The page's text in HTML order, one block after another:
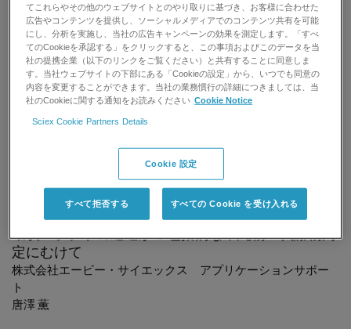
環状ペプチドの解析にお困りの方や、これから解析を行われ
る方も、ぜひ本ウェビナーにご参加ください。
こんな方におすすめ
環状ペプチドの分析に関する情報を収集中の方
環状ペプチドの不純物同定や代謝物同定を行うために機
器の導入・検討をされている方
解析ソフトなどの導入にご興味がある方
講演内容
環状ペプチドの迅速かつ包括的な不純物・代謝物同
定にむけて
株式会社エービー・サイエックス アプリケーションサポー
ト
唐澤 薫
てこれらやその他のウェブサイトとのやり取りに基づき、お客様に合わせた
広告やコンテンツを提供し、ソーシャルメディアでのコンテンツ共有を可能
にし、分析を実施し、当社の広告キャンペーンの効果を測定します。「すべ
てのCookieを承認する」をクリックすると、この事項およびこのデータを当
社の提携企業（以下のリンクをご覧ください）と共有することに同意しま
す。当社ウェブサイトの下部にある「Cookieの設定」から、いつでも同意の
内容を変更することができます。当社の業務慣行の詳細につきましては、当
社のCookieに関する通知をお読みください Cookie Notice
Sciex Cookie Partners Details
Cookie 設定
すべて拒否する すべての Cookie を受け入れる